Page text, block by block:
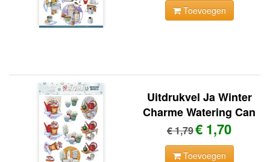
Toevoegen
Uitdrukvel Ja Winter
Charme Watering Can
€ 1,79€ 1,70
Toevoegen